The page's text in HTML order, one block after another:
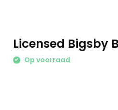
Licensed Bigsby
Op voorraad